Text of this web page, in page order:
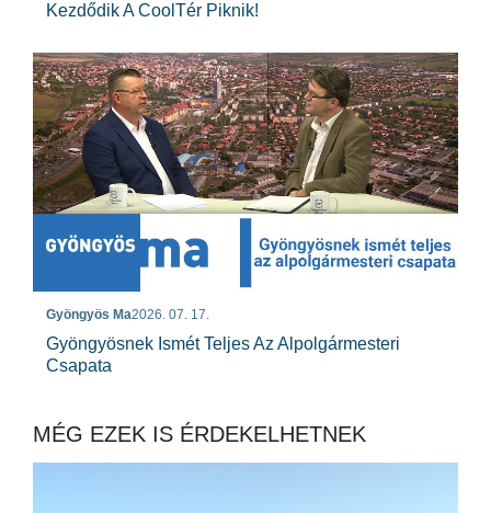
Kezdődik A CoolTér Piknik!
Gyöngyös Ma2026. 07. 17.
Gyöngyösnek Ismét Teljes Az Alpolgármesteri
Csapata
MÉG EZEK IS ÉRDEKELHETNEK